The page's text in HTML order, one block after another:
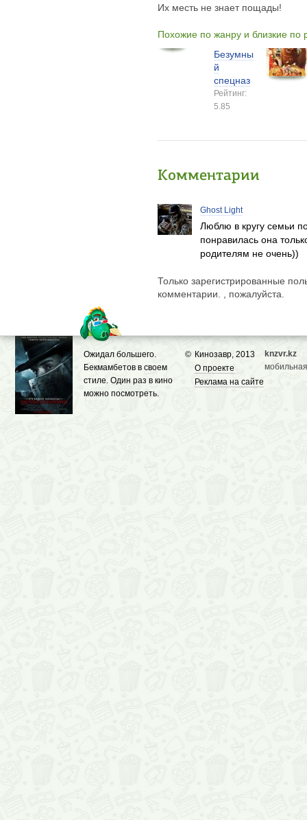
Их месть не знает пощады!
Похожие по жанру и близкие по
Безумны
й
спецназ
Рейтинг:
5.85
Комментарии
Ghost Light
Люблю в кругу семьи
понравилась она
родителям не очень))
Только зарегистрированные
комментарии. , пожалуйста.
© Кинозавр, 2013
О проекте
Реклама на сайте
Ожидал большего.
Бекмамбетов в своем
стиле. Один раз в кино
можно посмотреть.
knzvr.kz